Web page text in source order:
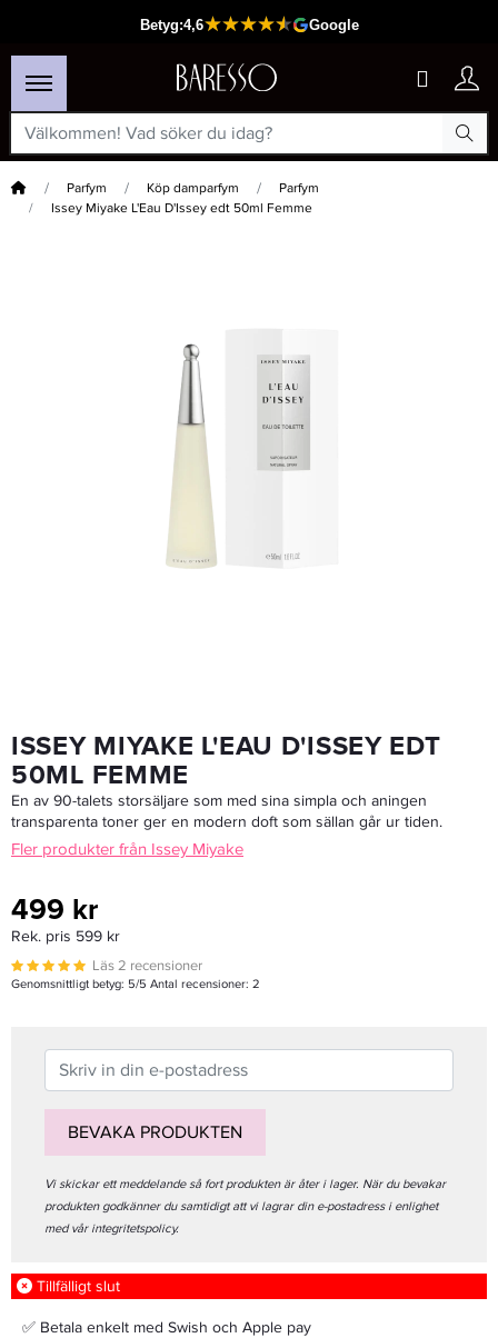
Hem Parfym Köp damparfym
Parfym
Issey Miyake L'Eau D'Issey edt 50ml Femme
Joico Joifull Volumizing Shampoo 300ml - Schampo
ISSEY MIYAKE L'EAU D'ISSEY EDT
50ML FEMME
En av 90-talets storsäljare som med sina simpla och aningen
transparenta toner ger en modern doft som sällan går ur tiden.
Fler produkter från Issey Miyake
499 kr
Rek. pris 599 kr
Läs 2 recensioner
Genomsnittligt betyg: 5/5 Antal recensioner: 2
BEVAKA PRODUKTEN
Vi skickar ett meddelande så fort produkten är åter i lager. När du bevakar
produkten godkänner du samtidigt att vi lagrar din e-postadress i enlighet
med vår integritetspolicy.
Tillfälligt slut
✅ Betala enkelt med Swish och Apple pay